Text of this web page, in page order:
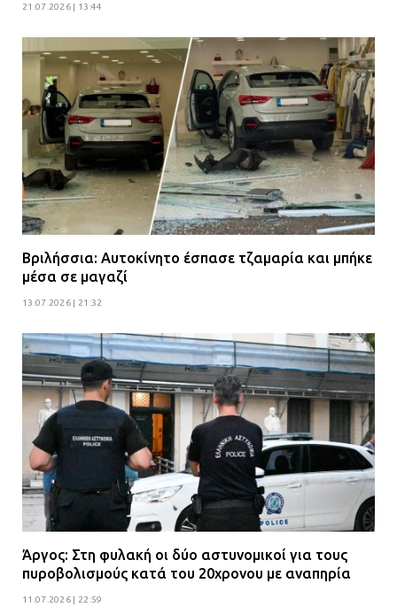
21.07.2026 | 13:44
Βριλήσσια: Αυτοκίνητο έσπασε τζαμαρία και μπήκε
μέσα σε μαγαζί
13.07.2026 | 21:32
Άργος: Στη φυλακή οι δύο αστυνομικοί για τους
πυροβολισμούς κατά του 20χρονου με αναπηρία
11.07.2026 | 22:59